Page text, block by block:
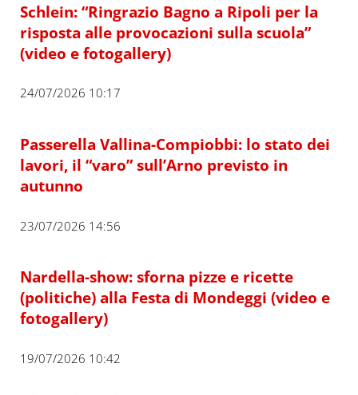
Schlein: “Ringrazio Bagno a Ripoli per la
risposta alle provocazioni sulla scuola”
(video e fotogallery)
24/07/2026 10:17
Passerella Vallina-Compiobbi: lo stato dei
lavori, il “varo” sull’Arno previsto in
autunno
23/07/2026 14:56
Nardella-show: sforna pizze e ricette
(politiche) alla Festa di Mondeggi (video e
fotogallery)
19/07/2026 10:42